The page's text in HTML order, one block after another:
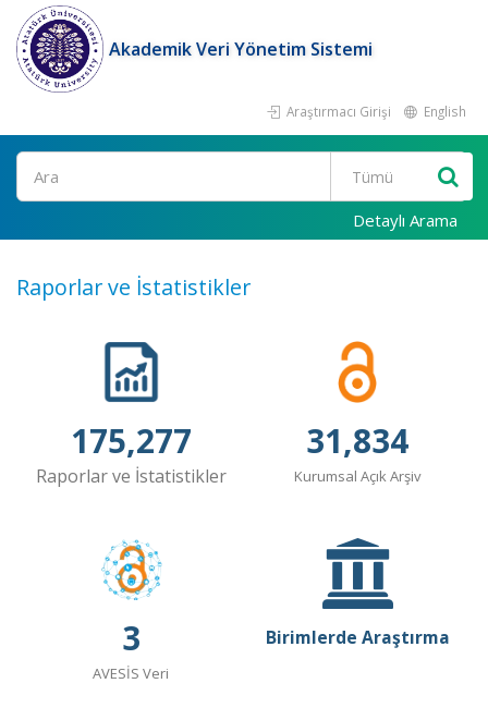
Akademik Veri Yönetim Sistemi
Araştırmacı Girişi English
Ara
Detaylı Arama
Raporlar ve İstatistikler
175,277
Raporlar ve İstatistikler
31,834
Kurumsal Açık Arşiv
3
AVESİS Veri
Birimlerde Araştırma